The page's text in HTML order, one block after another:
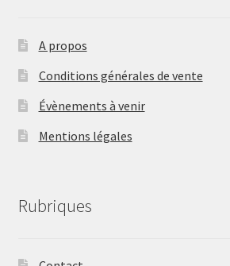
A propos
Conditions générales de vente
Évènements à venir
Mentions légales
Rubriques